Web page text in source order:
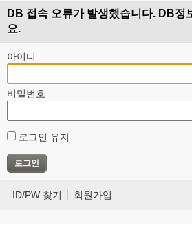
DB 접속 오류가 발생했습니다. DB정
요.
아이디
비밀번호
로그인 유지
ID/PW 찾기 회원가입